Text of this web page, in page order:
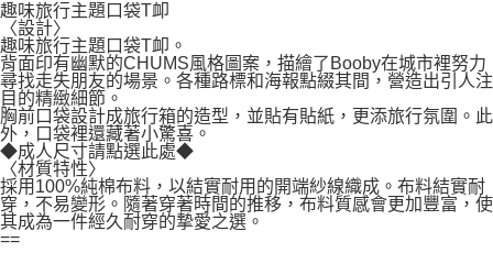
趣味旅行主題口袋T卹
〈設計〉
趣味旅行主題口袋T卹。
背面印有幽默的CHUMS風格圖案，描繪了Booby在城市裡努力
尋找走失朋友的場景。各種路標和海報點綴其間，營造出引人注
目的精緻細節。
胸前口袋設計成旅行箱的造型，並貼有貼紙，更添旅行氛圍。此
外，口袋裡還藏著小驚喜。
◆成人尺寸請點選此處◆
〈材質特性〉
採用100%純棉布料，以結實耐用的開端紗線織成。布料結實耐
穿，不易變形。隨著穿著時間的推移，布料質感會更加豐富，使
其成為一件經久耐穿的摯愛之選。
==